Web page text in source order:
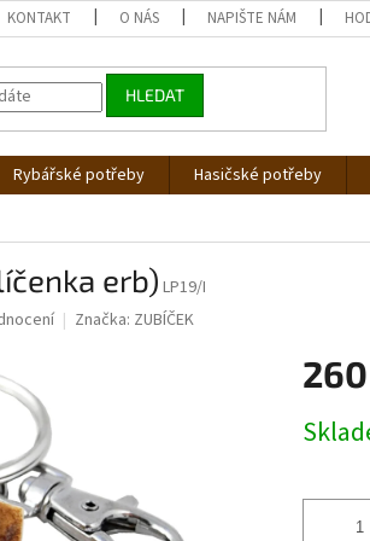
KONTAKT O NÁS NAPIŠTE NÁM
HLEDAT
Rybářské potřeby Hasičské potřeby
erb) LP19/I
Značka: ZUBÍČEK
cena: